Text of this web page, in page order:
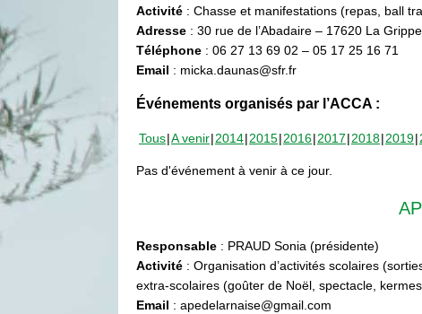
Activité : Chasse et manifestations (repas, ball
Adresse : 30 rue de l’Abadaire – 17620 La
Téléphone : 06 27 13 69 02 – 05 17 25 16 71
Email : micka.daunas@sfr.fr
Événements organisés par l’ACCA :
Tous A venir 2014 2015 2016 2017 2018 2019
Pas d'événement à venir à ce jour.
Responsable : PRAUD Sonia (présidente)
Activité : Organisation d’activités scolaires
extra-scolaires (goûter de Noël, spectacle,
Email : apedelarnaise@gmail.com